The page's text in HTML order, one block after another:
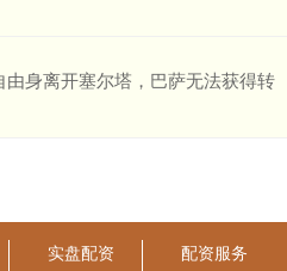
身离开塞尔塔，巴萨无法获得转
实盘配资 配资服务